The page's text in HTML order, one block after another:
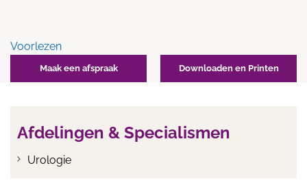
Voorlezen
Maak een afspraak Downloaden en Printen
Afdelingen & Specialismen
Urologie